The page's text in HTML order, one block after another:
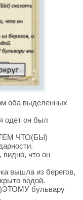
оба выделенных
одет он был
ЧТО(БЫ)
что он
вышла из берегов,
водой.
бульвару